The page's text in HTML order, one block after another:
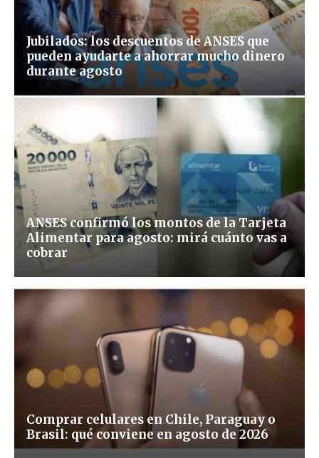
Jubilados: los descuentos de ANSES que
pueden ayudarte a ahorrar mucho dinero
durante agosto
ANSES confirmó los montos de la Tarjeta
Alimentar para agosto: mirá cuánto vas a
cobrar
Comprar celulares en Chile, Paraguay o
Brasil: qué conviene en agosto de 2026